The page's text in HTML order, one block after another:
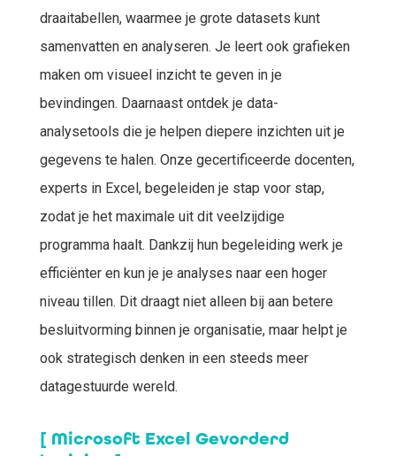
draaitabellen, waarmee je grote datasets kunt
samenvatten en analyseren. Je leert ook grafieken
maken om visueel inzicht te geven in je
bevindingen. Daarnaast ontdek je data-
analysetools die je helpen diepere inzichten uit je
gegevens te halen. Onze gecertificeerde docenten,
experts in Excel, begeleiden je stap voor stap,
zodat je het maximale uit dit veelzijdige
programma haalt. Dankzij hun begeleiding werk je
efficiënter en kun je je analyses naar een hoger
niveau tillen. Dit draagt niet alleen bij aan betere
besluitvorming binnen je organisatie, maar helpt je
ook strategisch denken in een steeds meer
datagestuurde wereld.
[ Microsoft Excel Gevorderd